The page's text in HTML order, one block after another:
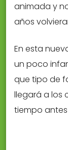
animada y
años
En esta
un poco
que tipo de
llegará a los
tiempo